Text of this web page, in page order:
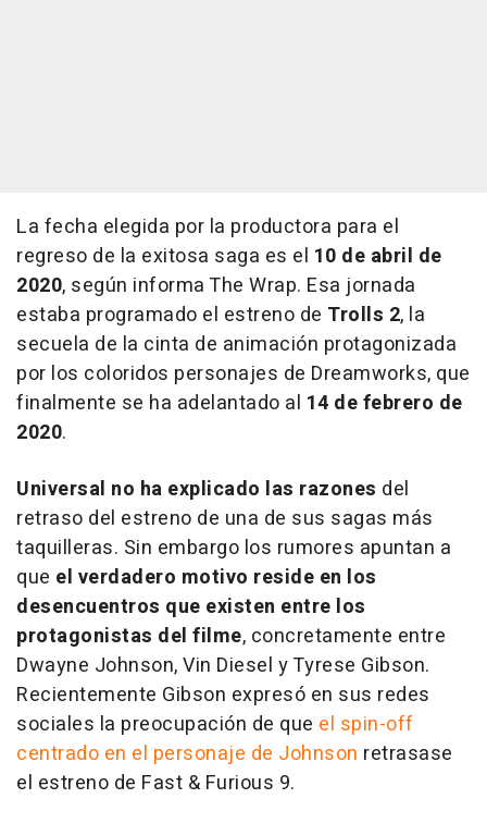
La fecha elegida por la productora para el
regreso de la exitosa saga es el 10 de abril de
2020, según informa The Wrap. Esa jornada
estaba programado el estreno de Trolls 2, la
secuela de la cinta de animación protagonizada
por los coloridos personajes de Dreamworks, que
finalmente se ha adelantado al 14 de febrero de
2020.
Universal no ha explicado las razones del
retraso del estreno de una de sus sagas más
taquilleras. Sin embargo los rumores apuntan a
que el verdadero motivo reside en los
desencuentros que existen entre los
protagonistas del filme, concretamente entre
Dwayne Johnson, Vin Diesel y Tyrese Gibson.
Recientemente Gibson expresó en sus redes
sociales la preocupación de que el spin-off
centrado en el personaje de Johnson retrasase
el estreno de Fast & Furious 9.